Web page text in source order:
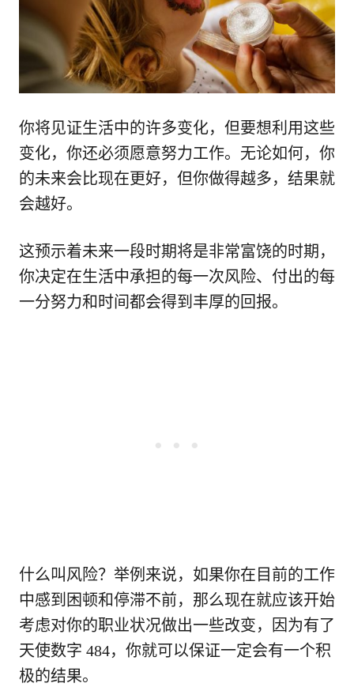
你将见证生活中的许多变化，但要想利用这些
变化，你还必须愿意努力工作。无论如何，你
的未来会比现在更好，但你做得越多，结果就
会越好。
这预示着未来一段时期将是非常富饶的时期，
你决定在生活中承担的每一次风险、付出的每
一分努力和时间都会得到丰厚的回报。
什么叫风险？举例来说，如果你在目前的工作
中感到困顿和停滞不前，那么现在就应该开始
考虑对你的职业状况做出一些改变，因为有了
天使数字 484，你就可以保证一定会有一个积
极的结果。